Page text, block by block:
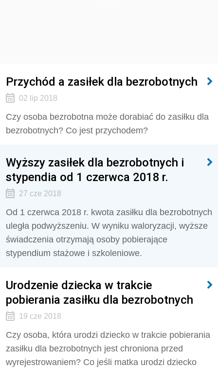
Przychód a zasiłek dla bezrobotnych
02 lip 2018
Czy osoba bezrobotna może dorabiać do zasiłku dla
bezrobotnych? Co jest przychodem?
Wyższy zasiłek dla bezrobotnych i
stypendia od 1 czerwca 2018 r.
27 cze 2018
Od 1 czerwca 2018 r. kwota zasiłku dla bezrobotnych
uległa podwyższeniu. W wyniku waloryzacji, wyższe
świadczenia otrzymają osoby pobierające
stypendium stażowe i szkoleniowe.
Urodzenie dziecka w trakcie
pobierania zasiłku dla bezrobotnych
19 cze 2018
Czy osoba, która urodzi dziecko w trakcie pobierania
zasiłku dla bezrobotnych jest chroniona przed
wyrejestrowaniem? Co jeśli matka urodzi dziecko